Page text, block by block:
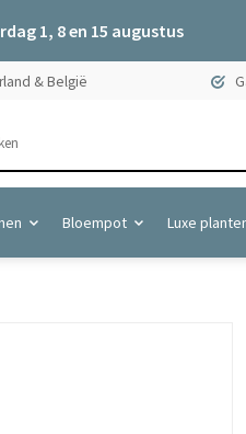
1, 8 en 15 augustus
& België
Bloempot Luxe